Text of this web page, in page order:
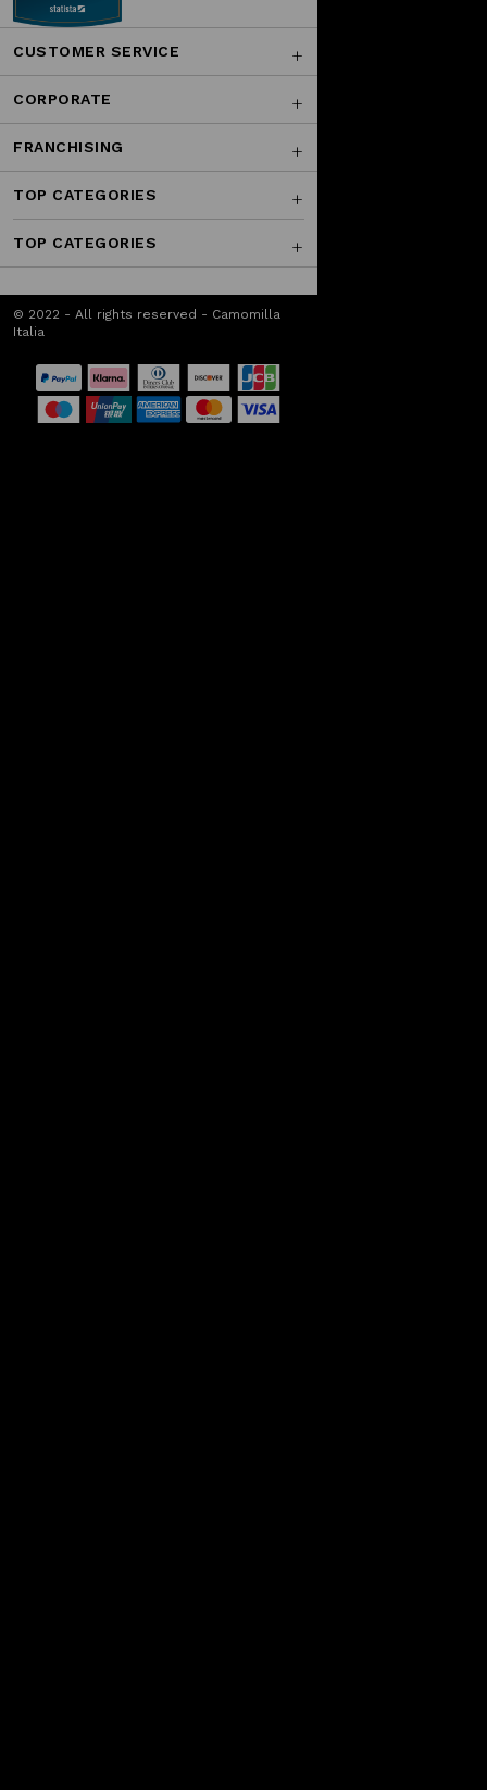
CUSTOMER SERVICE
CORPORATE
FRANCHISING
TOP CATEGORIES
TOP CATEGORIES
© 2022 - All rights reserved - Camomilla
Italia